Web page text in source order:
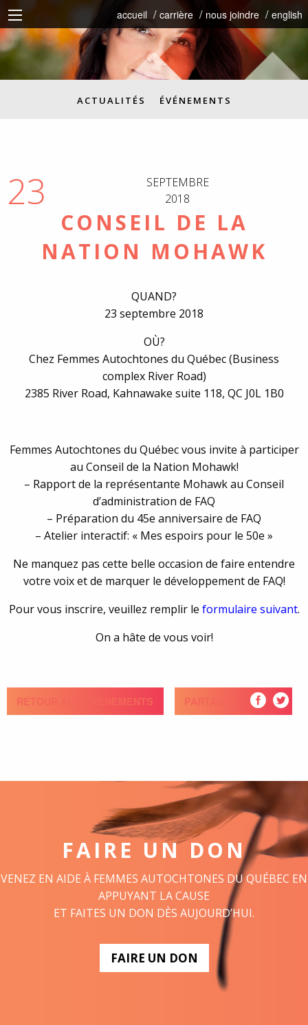
accueil carrière nous joindre english
ACTUALITÉS ÉVÉNEMENTS
23
SEPTEMBRE
2018
CONSEIL DE LA
NATION MOHAWK
QUAND?
23 septembre 2018
OÙ?
Chez Femmes Autochtones du Québec (Business
complex River Road)
2385 River Road, Kahnawake suite 118, QC J0L 1B0
Femmes Autochtones du Québec vous invite à participer
au Conseil de la Nation Mohawk!
– Rapport de la représentante Mohawk au Conseil
d’administration de FAQ
– Préparation du 45e anniversaire de FAQ
– Atelier interactif: « Mes espoirs pour le 50e »
Ne manquez pas cette belle occasion de faire entendre
votre voix et de marquer le développement de FAQ!
Pour vous inscrire, veuillez remplir le formulaire suivant.
On a hâte de vous voir!
RETOUR AUX ÉVÈNEMENTS PARTAGEZ
FAIRE UN DON
VENEZ EN AIDE À FEMMES AUTOCHTONES DU QUÉBEC EN
APPUYANT LA CAUSE
ET FAITES UN DON DÈS AUJOURD’HUI.
FAIRE UN DON